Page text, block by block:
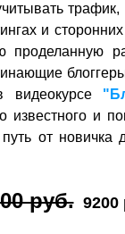
и
проделанную
известного и
от новичка
руб. 9200